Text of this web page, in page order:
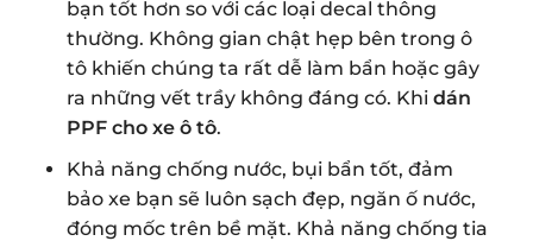
bạn tốt hơn so với các loại decal thông
thường. Không gian chật hẹp bên trong ô
tô khiến chúng ta rất dễ làm bẩn hoặc gây
ra những vết trầy không đáng có. Khi dán
PPF cho xe ô tô.
Khả năng chống nước, bụi bẩn tốt, đảm
bảo xe bạn sẽ luôn sạch đẹp, ngăn ố nước,
đóng mốc trên bề mặt. Khả năng chống tia